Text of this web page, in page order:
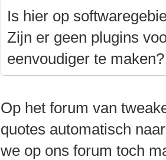
Is hier op
Zijn er geen plugins
eenvoudiger te maken?
Op het forum van
quotes automatisch
we op ons forum toch